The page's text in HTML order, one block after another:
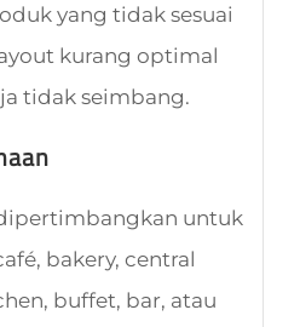
yang tidak sesuai
kurang optimal
tidak seimbang.
untuk
bakery, central
buffet, bar, atau